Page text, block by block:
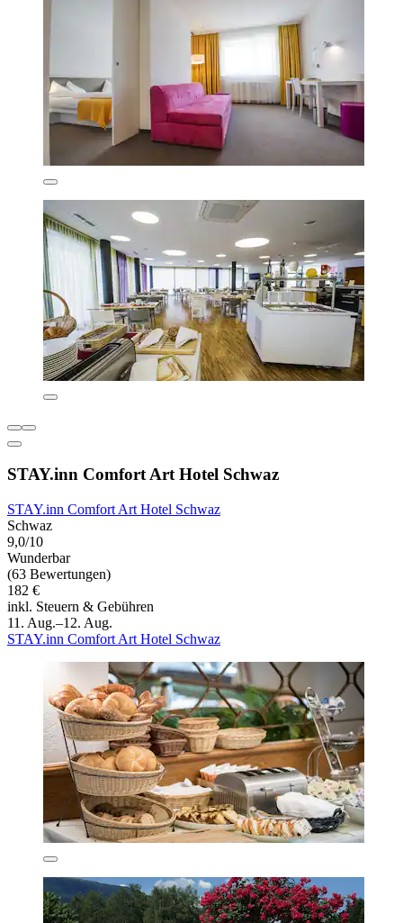
STAY.inn Comfort Art Hotel Schwaz
STAY.inn Comfort Art Hotel Schwaz
Schwaz
9,0/10
Wunderbar
(63 Bewertungen)
182 €
inkl. Steuern & Gebühren
11. Aug.–12. Aug.
STAY.inn Comfort Art Hotel Schwaz